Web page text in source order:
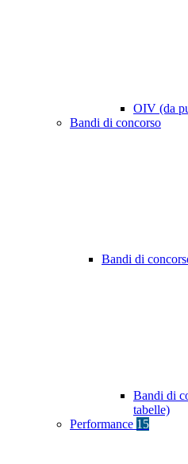
OIV (da
Bandi di concorso
Bandi di
Bandi di
tabelle)
Performance 15